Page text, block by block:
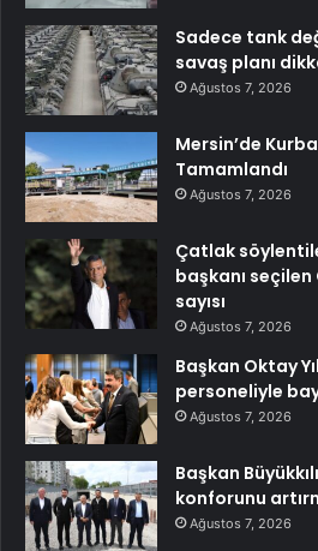
Sadece tank
savaş planı
Ağustos 7, 2026
Mersin’de
Tamamlandı
Ağustos 7, 2026
Çatlak
başkanı seçilen
sayısı
Ağustos 7, 2026
Başkan Oktay
personeliyle
Ağustos 7, 2026
Başkan
konforunu
Ağustos 7, 2026